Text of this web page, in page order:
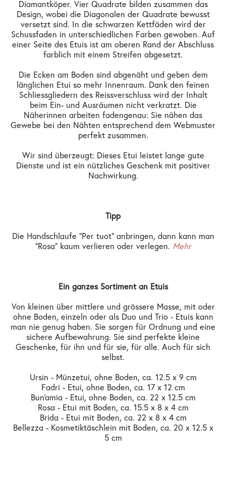
Diamantköper. Vier Quadrate bilden zusammen das
Design, wobei die Diagonalen der Quadrate bewusst
versetzt sind. In die schwarzen Kettfäden wird der
Schussfaden in unterschiedlichen Farben gewoben. Auf
einer Seite des Etuis ist am oberen Rand der Abschluss
farblich mit einem Streifen abgesetzt.
Die Ecken am Boden sind abgenäht und geben dem
länglichen Etui so mehr Innenraum. Dank den feinen
Schliessgliedern des Reissverschluss wird der Inhalt
beim Ein- und Ausräumen nicht verkratzt. Die
Näherinnen arbeiten fadengenau: Sie nähen das
Gewebe bei den Nähten entsprechend dem Webmuster
perfekt zusammen.
Wir sind überzeugt: Dieses Etui leistet lange gute
Dienste und ist ein nützliches Geschenk mit positiver
Nachwirkung.
Tipp
Die Handschlaufe "Per tuot" anbringen, dann kann man
"Rosa" kaum verlieren oder verlegen. Mehr
Ein ganzes Sortiment an Etuis
Von kleinen über mittlere und grössere Masse, mit oder
ohne Boden, einzeln oder als Duo und Trio - Etuis kann
man nie genug haben. Sie sorgen für Ordnung und eine
sichere Aufbewahrung. Sie sind perfekte kleine
Geschenke, für ihn und für sie, für alle. Auch für sich
selbst.
Ursin - Münzetui, ohne Boden, ca. 12.5 x 9 cm
Fadri - Etui, ohne Boden, ca. 17 x 12 cm
Bun'amia - Etui, ohne Boden, ca. 22 x 12.5 cm
Rosa - Etui mit Boden, ca. 15.5 x 8 x 4 cm
Brida - Etui mit Boden, ca. 22 x 8 x 4 cm
Bellezza - Kosmetiktäschlein mit Boden, ca. 20 x 12.5 x
5 cm